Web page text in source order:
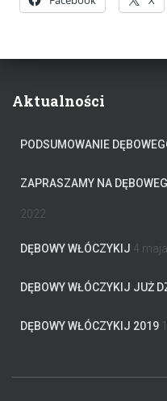
Aktualności
PODSUMOWANIE
ZAPRASZAMY NA
2022
DĘBOWY WŁÓCZYKIJ 4
DĘBOWY WŁÓCZYKIJ JUŻ
DĘBOWY WŁÓCZYKIJ 2019